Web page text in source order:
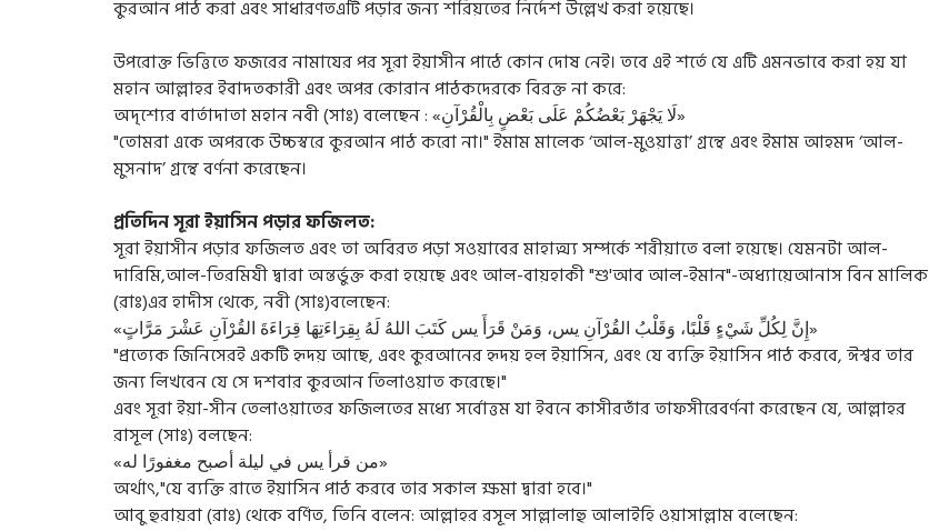
কুরআন পাঠ করা এবং সাধারণতএটি পড়ার জন্য শরিয়তের নির্দেশ উল্লেখ করা হয়েছে।
উপরোক্ত ভিত্তিতে ফজরের নামাযের পর সূরা ইয়াসীন পাঠে কোন দোষ নেই। তবে এই শর্তে যে এটি এমনভাবে করা হয় যা
মহান আল্লাহর ইবাদতকারী এবং অপর কোরান পাঠকদেরকে বিরক্ত না করে:
অদৃশ্যের বার্তাদাতা মহান নবী (সাঃ) বলেছেন : «لَا يَجْهَرْ بَعْضُكُمْ عَلَى بَعْضٍ بِالْقُرْآنِ»
"তোমরা একে অপরকে উচ্চস্বরে কুরআন পাঠ করো না।" ইমাম মালেক ‘আল-মুওয়াত্তা’ গ্রন্থে এবং ইমাম আহমদ ‘আল-
মুসনাদ’ গ্রন্থে বর্ণনা করেছেন।
প্রতিদিন সূরা ইয়াসিন পড়ার ফজিলত:
সূরা ইয়াসীন পড়ার ফজিলত এবং তা অবিরত পড়া সওয়াবের মাহাত্ম্য সম্পর্কে শরীয়াতে বলা হয়েছে। যেমনটা আল-
দারিমি,আল-তিরমিযী দ্বারা অন্তর্ভুক্ত করা হয়েছে এবং আল-বায়হাকী "শু'আব আল-ইমান"-অধ্যায়েআনাস বিন মালিক
(রাঃ)এর হাদীস থেকে, নবী (সাঃ)বলেছেন:
«إِنَّ لِكُلِّ شَيْءٍ قَلْبًا، وَقَلْبُ القُرْآنِ يس، وَمَنْ قَرَأَ يس كَتَبَ اللهُ لَهُ بِقِرَاءَتِهَا قِرَاءَةَ القُرْآنِ عَشْرَ مَرَّاتٍ»
"প্রত্যেক জিনিসেরই একটি হৃদয় আছে, এবং কুরআনের হৃদয় হল ইয়াসিন, এবং যে ব্যক্তি ইয়াসিন পাঠ করবে, ঈশ্বর তার
জন্য লিখবেন যে সে দশবার কুরআন তিলাওয়াত করেছে।"
এবং সূরা ইয়া-সীন তেলাওয়াতের ফজিলতের মধ্যে সর্বোত্তম যা ইবনে কাসীরতাঁর তাফসীরেবর্ণনা করেছেন যে, আল্লাহর
রাসূল (সাঃ) বলছেন:
«من قرأ يس في ليلة أصبح مغفورًا له»
অর্থাৎ,"যে ব্যক্তি রাতে ইয়াসিন পাঠ করবে তার সকাল ক্ষমা দ্বারা হবে।"
আবু হুরায়রা (রাঃ) থেকে বর্ণিত, তিনি বলেন: আল্লাহর রসূল সাল্লালাহু আলাইহি ওয়াসাল্লাম বলেছেন: